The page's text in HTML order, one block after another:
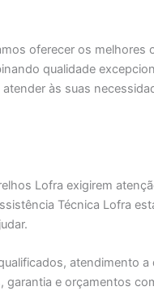
oferecer os melhores
qualidade
às suas
Lofra exigirem
Técnica Lofra
atendimento a
garantia e orçamentos